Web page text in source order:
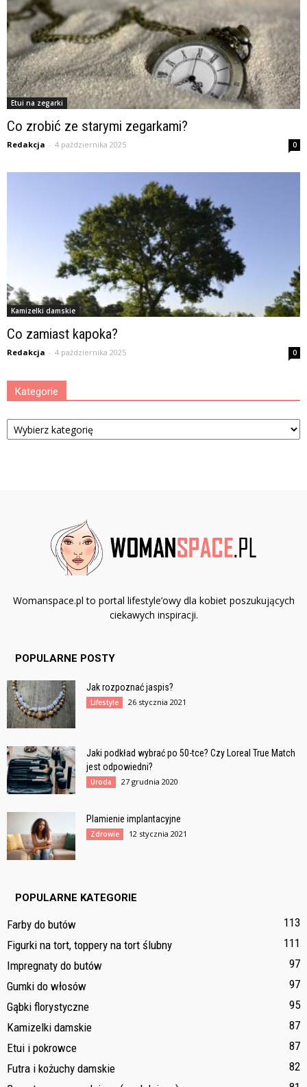
Etui na zegarki
Co zrobić ze starymi zegarkami?
Redakcja - 4 października 2025 0
Kamizelki damskie
Co zamiast kapoka?
Redakcja - 4 października 2025 0
Kategorie
Kategorie
Womanspace.pl to portal lifestyle’owy dla kobiet poszukujących
ciekawych inspiracji.
POPULARNE POSTY
Jak rozpoznać jaspis?
Lifestyle 26 stycznia 2021
Jaki podkład wybrać po 50-tce? Czy Loreal True Match
jest odpowiedni?
Uroda 27 grudnia 2020
Plamienie implantacyjne
Zdrowie 12 stycznia 2021
POPULARNE KATEGORIE
Farby do butów
113
Figurki na tort, toppery na tort ślubny
111
Impregnaty do butów
97
Gumki do włosów
97
Gąbki florystyczne
95
Kamizelki damskie
87
Etui i pokrowce
87
Futra i kożuchy damskie
82